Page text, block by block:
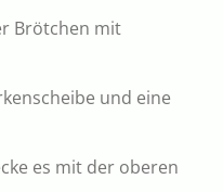
Brötchen mit
und eine
es mit der oberen